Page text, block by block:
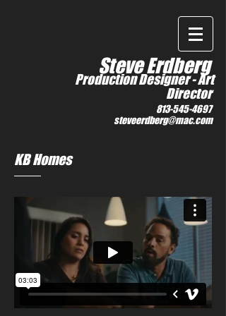
IMDb
Steve Erdberg
Production Designer -Art
Director
813-545-4697
steveerdberg@mac.com
KB Homes